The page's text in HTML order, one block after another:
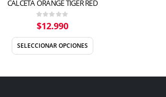
CALCETA ORANGE TIGER RED
0out of 5
$12.990
SELECCIONAR OPCIONES